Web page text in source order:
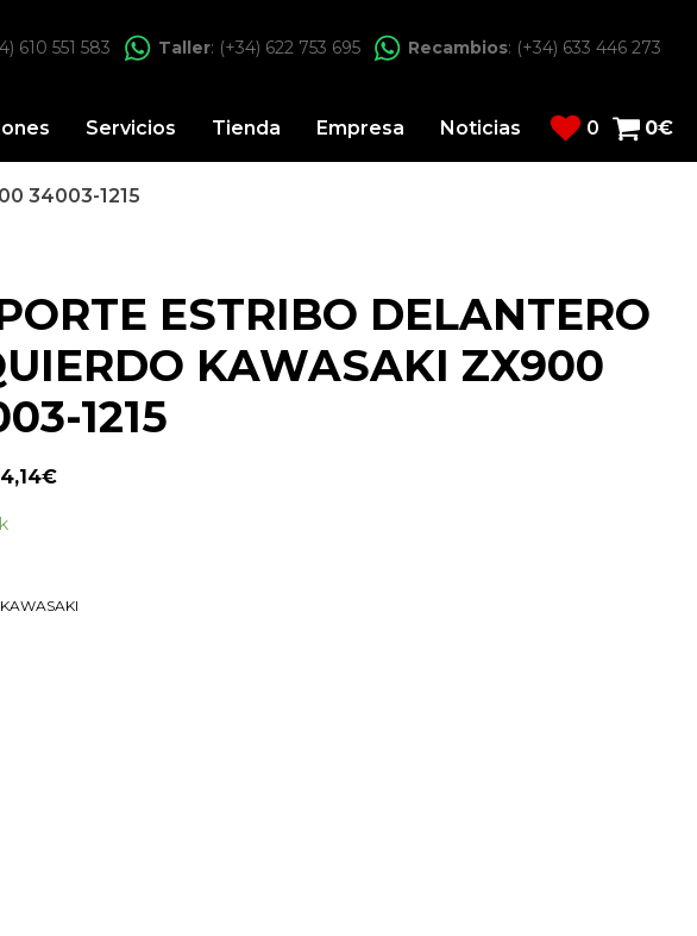
610 551 583 Taller: (+34) 622 753 695 Recambios: (+34) 633 446 273
Servicios Tienda Empresa Noticias 0 0€
34003-1215
ESTRIBO DELANTERO
KAWASAKI ZX900
1215
€
KAWASAKI